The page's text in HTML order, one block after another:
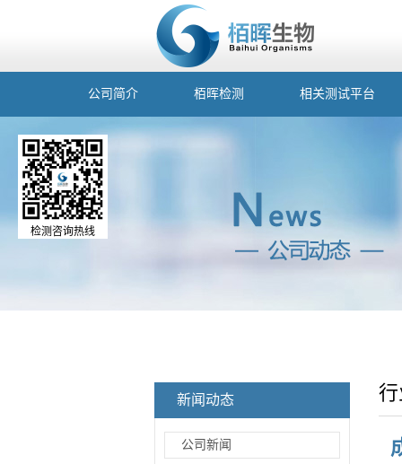
公司简介 栢晖检测 相关测试平台
新闻动态
公司新闻
行
检测咨询热线